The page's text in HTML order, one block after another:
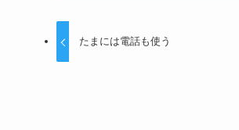
たまには電話も使う